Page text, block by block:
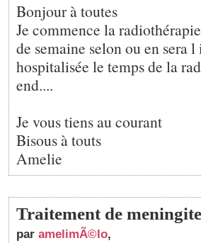
Bonjour à toutes
Je commence la
de semaine selon ou en sera
hospitalisée le temps de la
end....
Je vous tiens au courant
Bisous à touts
Amelie
Traitement de meningite
par amelimÃ©lo,